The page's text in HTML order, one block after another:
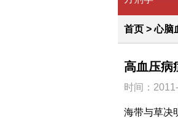
首页 >心脑
高血压病
时间：
海带与草决